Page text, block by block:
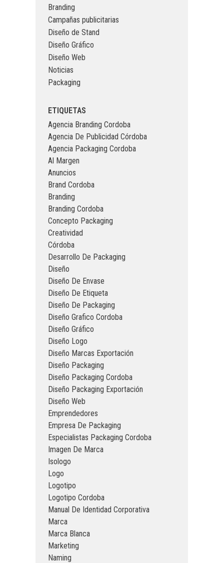
Branding
Campañas publicitarias
Diseño de Stand
Diseño Gráfico
Diseño Web
Noticias
Packaging
ETIQUETAS
Agencia Branding Cordoba
Agencia De Publicidad Córdoba
Agencia Packaging Cordoba
Al Margen
Anuncios
Brand Cordoba
Branding
Branding Cordoba
Concepto Packaging
Creatividad
Córdoba
Desarrollo De Packaging
Diseño
Diseño De Envase
Diseño De Etiqueta
Diseño De Packaging
Diseño Grafico Cordoba
Diseño Gráfico
Diseño Logo
Diseño Marcas Exportación
Diseño Packaging
Diseño Packaging Cordoba
Diseño Packaging Exportación
Diseño Web
Emprendedores
Empresa De Packaging
Especialistas Packaging Cordoba
Imagen De Marca
Isologo
Logo
Logotipo
Logotipo Cordoba
Manual De Identidad Corporativa
Marca
Marca Blanca
Marketing
Naming